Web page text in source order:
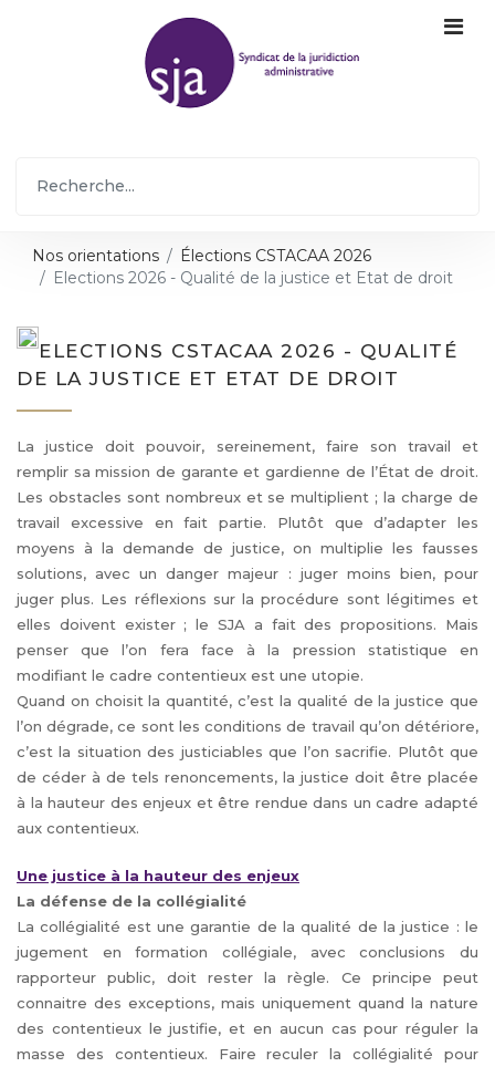
Nos orientations
Élections CSTACAA 2026
Elections 2026 - Qualité de la justice et Etat de droit
ELECTIONS CSTACAA 2026 - QUALITÉ
DE LA JUSTICE ET ETAT DE DROIT
La justice doit pouvoir, sereinement, faire son travail et
remplir sa mission de garante et gardienne de l’État de droit.
Les obstacles sont nombreux et se multiplient ; la charge de
travail excessive en fait partie. Plutôt que d’adapter les
moyens à la demande de justice, on multiplie les fausses
solutions, avec un danger majeur : juger moins bien, pour
juger plus. Les réflexions sur la procédure sont légitimes et
elles doivent exister ; le SJA a fait des propositions. Mais
penser que l’on fera face à la pression statistique en
modifiant le cadre contentieux est une utopie.
Quand on choisit la quantité, c’est la qualité de la justice que
l’on dégrade, ce sont les conditions de travail qu’on détériore,
c’est la situation des justiciables que l’on sacrifie. Plutôt que
de céder à de tels renoncements, la justice doit être placée
à la hauteur des enjeux et être rendue dans un cadre adapté
aux contentieux.
Une justice à la hauteur des enjeux
La défense de la collégialité
La collégialité est une garantie de la qualité de la justice : le
jugement en formation collégiale, avec conclusions du
rapporteur public, doit rester la règle. Ce principe peut
connaitre des exceptions, mais uniquement quand la nature
des contentieux le justifie, et en aucun cas pour réguler la
masse des contentieux. Faire reculer la collégialité pour